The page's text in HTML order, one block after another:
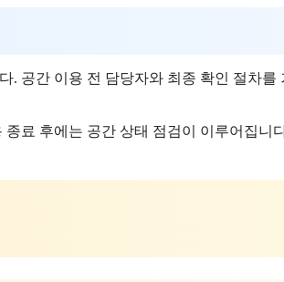
. 공간 이용 전 담당자와 최종 확인 절차를
료 후에는 공간 상태 점검이 이루어집니